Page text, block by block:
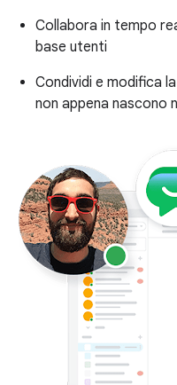
Collabora in tempo
base utenti
Condividi e modifica la
non appena nascono